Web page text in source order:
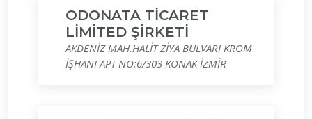
ODONATA TİCARET
LİMİTED ŞİRKETİ
AKDENİZ MAH.HALİT ZİYA BULVARI KROM
İŞHANI APT NO:6/303 KONAK İZMİR